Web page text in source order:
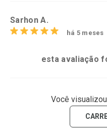
Sarhon A.
há 5 meses
esta avaliação
Você visualizou